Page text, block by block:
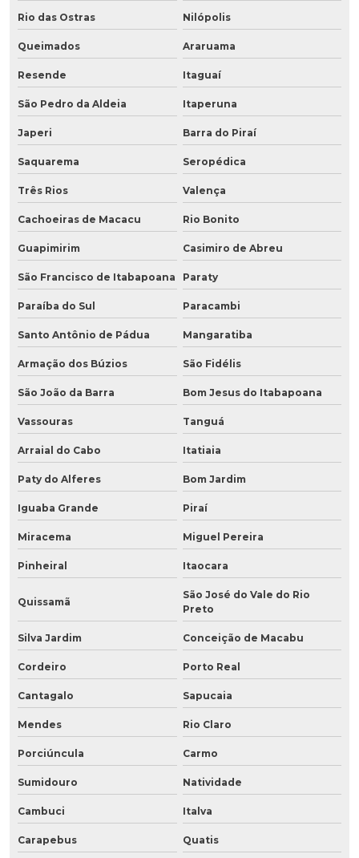
Rio das Ostras Nilópolis
Queimados Araruama
Resende Itaguaí
São Pedro da Aldeia Itaperuna
Japeri Barra do Piraí
Saquarema Seropédica
Três Rios Valença
Cachoeiras de Macacu Rio Bonito
Guapimirim Casimiro de Abreu
São Francisco de Itabapoana Paraty
Paraíba do Sul Paracambi
Santo Antônio de Pádua Mangaratiba
Armação dos Búzios São Fidélis
São João da Barra Bom Jesus do Itabapoana
Vassouras Tanguá
Arraial do Cabo Itatiaia
Paty do Alferes Bom Jardim
Iguaba Grande Piraí
Miracema Miguel Pereira
Pinheiral Itaocara
Quissamã
São José do Vale do Rio
Preto
Silva Jardim Conceição de Macabu
Cordeiro Porto Real
Cantagalo Sapucaia
Mendes Rio Claro
Porciúncula Carmo
Sumidouro Natividade
Cambuci Italva
Carapebus Quatis